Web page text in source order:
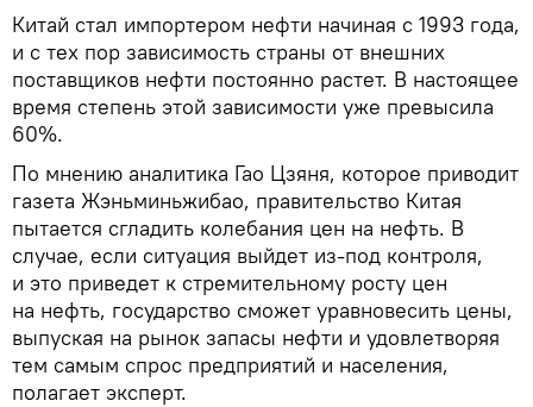
Китай стал импортером нефти начиная с 1993 года,
и с тех пор зависимость страны от внешних
поставщиков нефти постоянно растет. В настоящее
время степень этой зависимости уже превысила
60%.
По мнению аналитика Гао Цзяня, которое приводит
газета Жэньминьжибао, правительство Китая
пытается сгладить колебания цен на нефть. В
случае, если ситуация выйдет из-под контроля,
и это приведет к стремительному росту цен
на нефть, государство сможет уравновесить цены,
выпуская на рынок запасы нефти и удовлетворяя
тем самым спрос предприятий и населения,
полагает эксперт.